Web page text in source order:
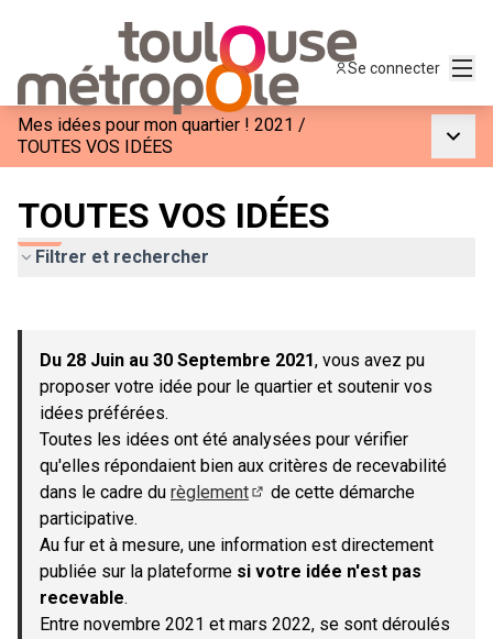
Se connecter
Mes idées pour mon quartier ! 2021 /
TOUTES VOS IDÉES
TOUTES VOS IDÉES
Filtrer et rechercher
−
Du 28 Juin au 30 Septembre 2021, vous avez pu
proposer votre idée pour le quartier et soutenir vos
idées préférées.
Toutes les idées ont été analysées pour vérifier
qu'elles répondaient bien aux critères de recevabilité
dans le cadre du règlement
de cette démarche
participative.
Au fur et à mesure, une information est directement
publiée sur la plateforme si votre idée n'est pas
recevable.
Entre novembre 2021 et mars 2022, se sont déroulés